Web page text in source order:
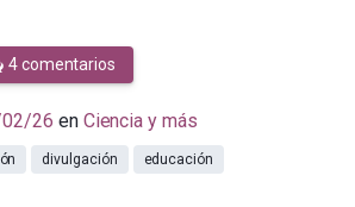
4 comentarios
26 en Ciencia y más
divulgación
educación